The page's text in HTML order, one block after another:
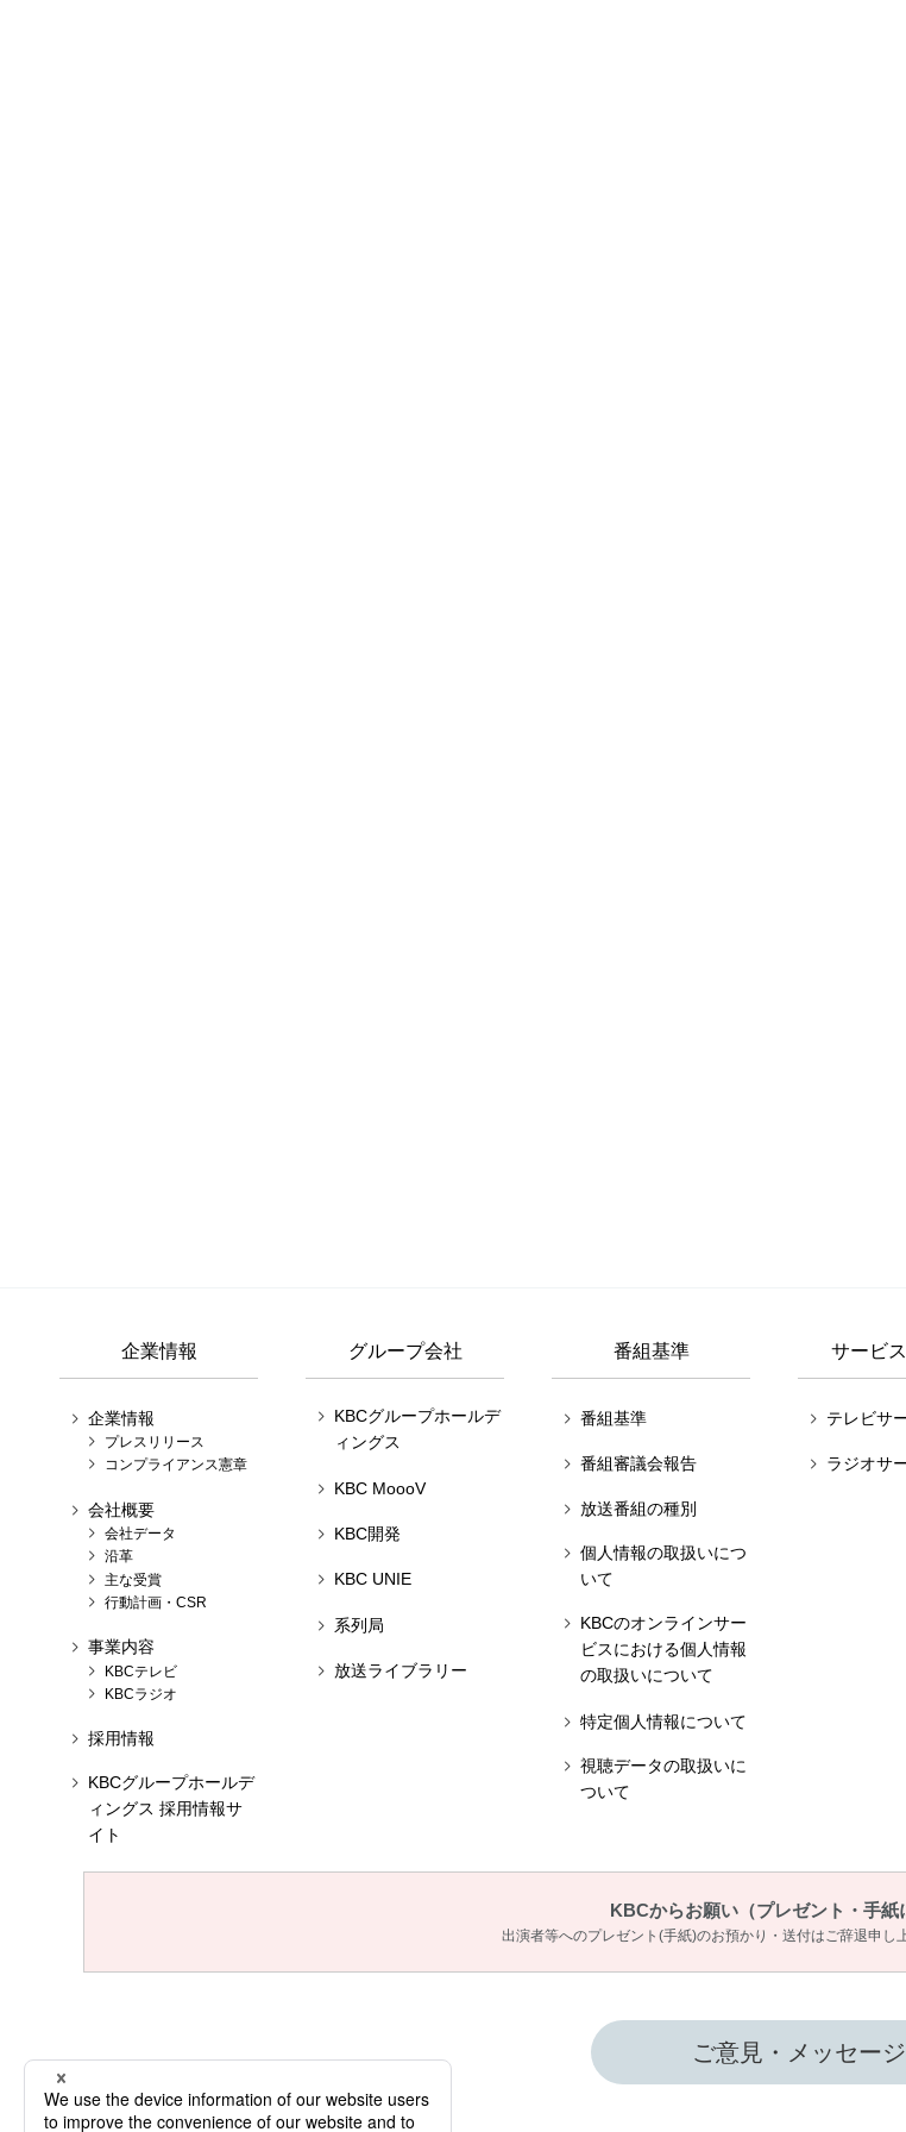
企業情報
企業情報
プレスリリース
コンプライアンス憲章
会社概要
会社データ
沿革
主な受賞
行動計画・CSR
事業内容
KBCテレビ
KBCラジオ
採用情報
KBCグループホールデ
ィングス 採用情報サ
イト
グループ会社
KBCグループホールデ
ィングス
KBC MoooV
KBC開発
KBC UNIE
系列局
放送ライブラリー
番組基準
番組基準
番組審議会報告
放送番組の種別
個人情報の取扱いにつ
いて
KBCのオンラインサー
ビスにおける個人情報
の取扱いについて
特定個人情報について
視聴データの取扱いに
ついて
サービ
テレビサ
ラジオサ
KBCからお願い （プレゼント・手紙
出演者等へのプレゼント(手紙)のお預かり・送付はご辞退申し
ご意見・メッセージ